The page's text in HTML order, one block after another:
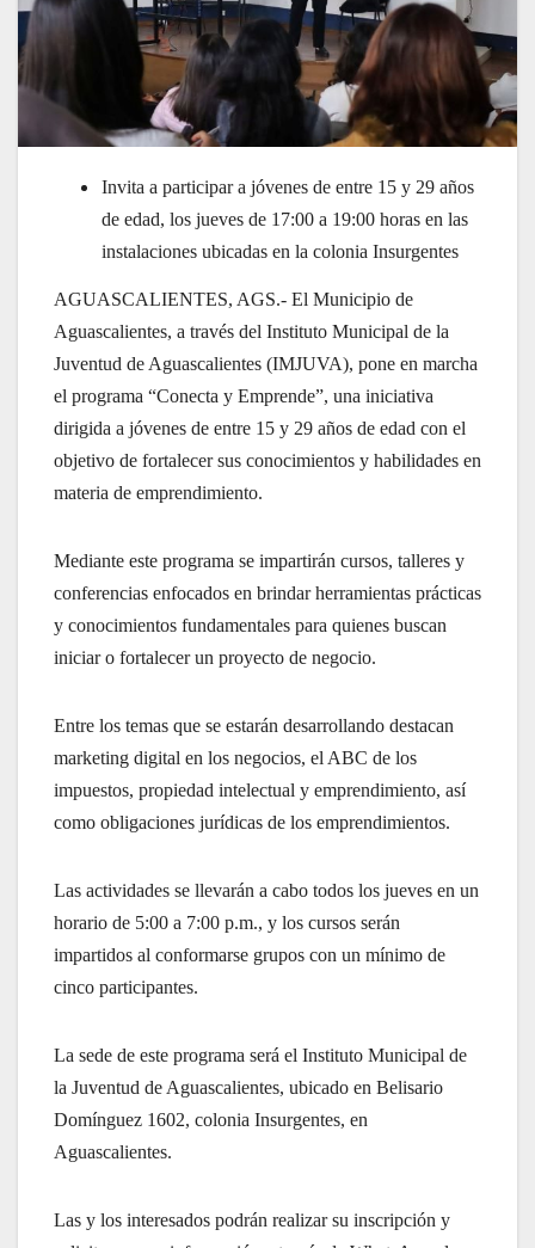
Invita a participar a jóvenes de entre 15 y 29 años
de edad, los jueves de 17:00 a 19:00 horas en las
instalaciones ubicadas en la colonia Insurgentes
AGUASCALIENTES, AGS.- El Municipio de
Aguascalientes, a través del Instituto Municipal de la
Juventud de Aguascalientes (IMJUVA), pone en marcha
el programa “Conecta y Emprende”, una iniciativa
dirigida a jóvenes de entre 15 y 29 años de edad con el
objetivo de fortalecer sus conocimientos y habilidades en
materia de emprendimiento.
Mediante este programa se impartirán cursos, talleres y
conferencias enfocados en brindar herramientas prácticas
y conocimientos fundamentales para quienes buscan
iniciar o fortalecer un proyecto de negocio.
Entre los temas que se estarán desarrollando destacan
marketing digital en los negocios, el ABC de los
impuestos, propiedad intelectual y emprendimiento, así
como obligaciones jurídicas de los emprendimientos.
Las actividades se llevarán a cabo todos los jueves en un
horario de 5:00 a 7:00 p.m., y los cursos serán
impartidos al conformarse grupos con un mínimo de
cinco participantes.
La sede de este programa será el Instituto Municipal de
la Juventud de Aguascalientes, ubicado en Belisario
Domínguez 1602, colonia Insurgentes, en
Aguascalientes.
Las y los interesados podrán realizar su inscripción y